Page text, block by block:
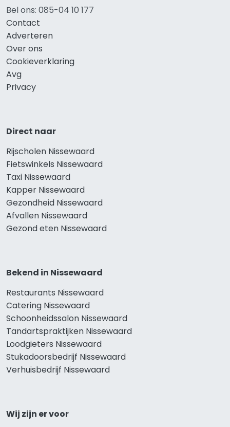
Bel ons: 085-04 10 177
Contact
Adverteren
Over ons
Cookieverklaring
Avg
Privacy
Direct naar
Rijscholen Nissewaard
Fietswinkels Nissewaard
Taxi Nissewaard
Kapper Nissewaard
Gezondheid Nissewaard
Afvallen Nissewaard
Gezond eten Nissewaard
Bekend in Nissewaard
Restaurants Nissewaard
Catering Nissewaard
Schoonheidssalon Nissewaard
Tandartspraktijken Nissewaard
Loodgieters Nissewaard
Stukadoorsbedrijf Nissewaard
Verhuisbedrijf Nissewaard
Wij zijn er voor